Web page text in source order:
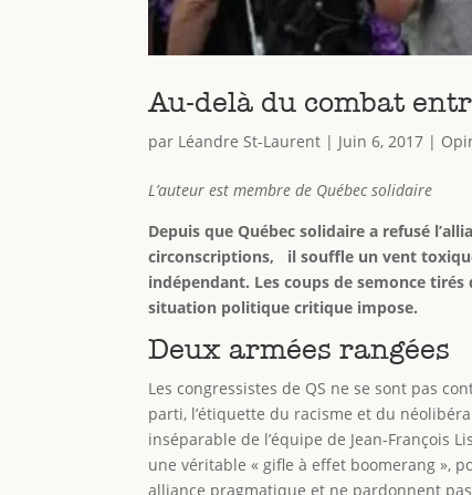
Au-delà du combat
par Léandre St-Laurent | Juin 6, 2017 |
L’auteur est membre de Québec solidaire
Depuis que Québec solidaire a refusé
circonscriptions, il souffle un vent
indépendant. Les coups de semonce
situation politique critique impose.
Deux armées rangées
Les congressistes de QS ne se sont pas
parti, l’étiquette du racisme et du
inséparable de l’équipe de Jean-François
une véritable « gifle à effet boomerang »,
alliance pragmatique et ne pardonnent